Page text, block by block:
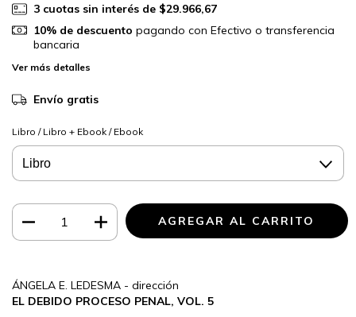
3 cuotas sin interés de $29.966,67
10% de descuento pagando con Efectivo o transferencia
bancaria
Ver más detalles
Envío gratis
Libro / Libro + Ebook / Ebook
ÁNGELA E. LEDESMA - dirección
EL DEBIDO PROCESO PENAL, VOL. 5